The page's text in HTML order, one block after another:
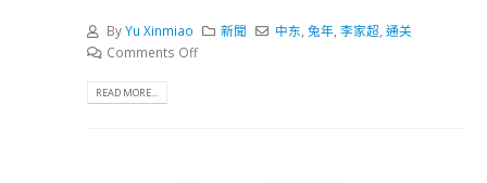
ByYu Xinmiao 新聞 中东,兔年,李家超,通关
Comments Off
READ MORE...